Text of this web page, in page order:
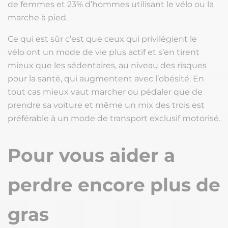
de femmes et 23% d’hommes utilisant le vélo ou la
marche à pied.
Ce qui est sûr c’est que ceux qui privilégient le
vélo ont un mode de vie plus actif et s’en tirent
mieux que les sédentaires, au niveau des risques
pour la santé, qui augmentent avec l’obésité. En
tout cas mieux vaut marcher ou pédaler que de
prendre sa voiture et même un mix des trois est
préférable à un mode de transport exclusif motorisé.
Pour vous aider a
perdre encore plus de
gras